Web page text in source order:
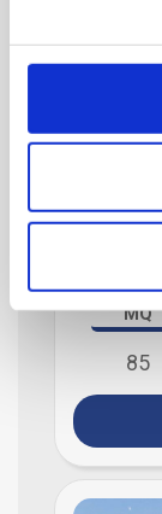
MQ
85